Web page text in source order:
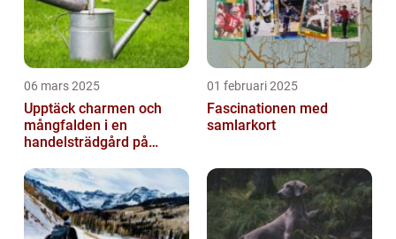
06 mars 2025
Upptäck charmen och
mångfalden i en
handelsträdgård på
01 februari 2025
Fascinationen med
samlarkort